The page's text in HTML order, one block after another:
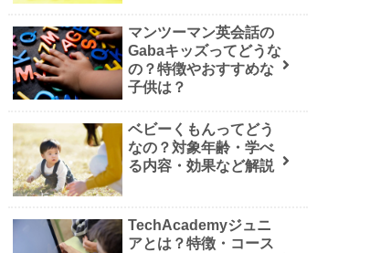
マンツーマン英会話の
Gabaキッズってどうな
の？特徴やおすすめな
子供は？
ベビーくもんってどう
なの？対象年齢・学べ
る内容・効果など解説
TechAcademyジュニ
アとは？特徴・コース